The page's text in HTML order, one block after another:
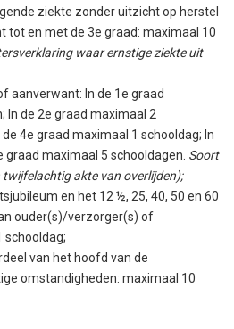
ziekte zonder uitzicht op herstel
tot en met de 3e graad: maximaal 10
waar ernstige ziekte uit
aanverwant: In de 1e graad
In de 2e graad maximaal 2
4e graad maximaal 1 schooldag; In
maximaal 5 schooldagen. Soort
akte van overlijden);
en het 12 ½, 25, 40, 50 en 60
ouder(s)/verzorger(s) of
schooldag;
van het hoofd van de
omstandigheden: maximaal 10